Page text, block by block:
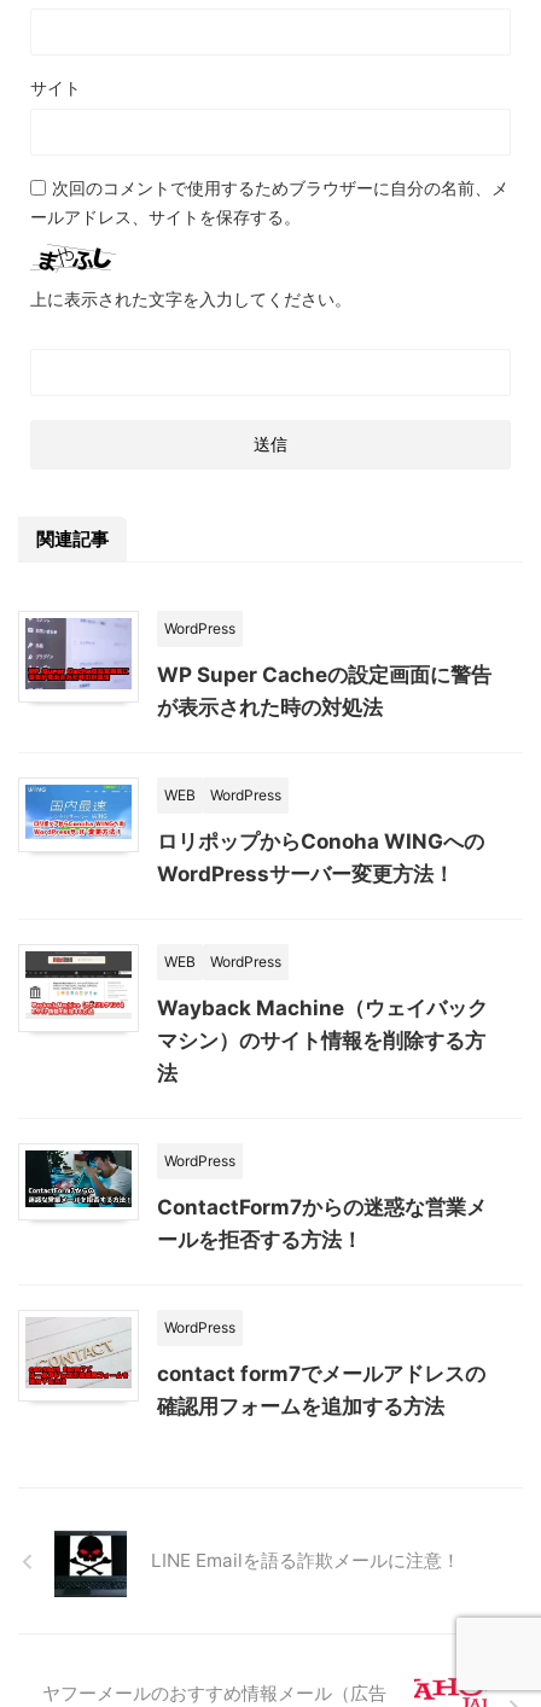
サイト
次回のコメントで使用するためブラウザーに自分の名前、メ
ールアドレス、サイトを保存する。
上に表示された文字を入力してください。
関連記事
WordPress
WP Super Cacheの設定画面に警告
が表示された時の対処法
WEB WordPress
ロリポップからConoha WINGへの
WordPressサーバー変更方法！
WEB WordPress
Wayback Machine（ウェイバック
マシン）のサイト情報を削除する方
法
WordPress
ContactForm7からの迷惑な営業メ
ールを拒否する方法！
WordPress
contact form7でメールアドレスの
確認用フォームを追加する方法
LINE Emailを語る詐欺メールに注意！
ヤフーメールのおすすめ情報メール（広告